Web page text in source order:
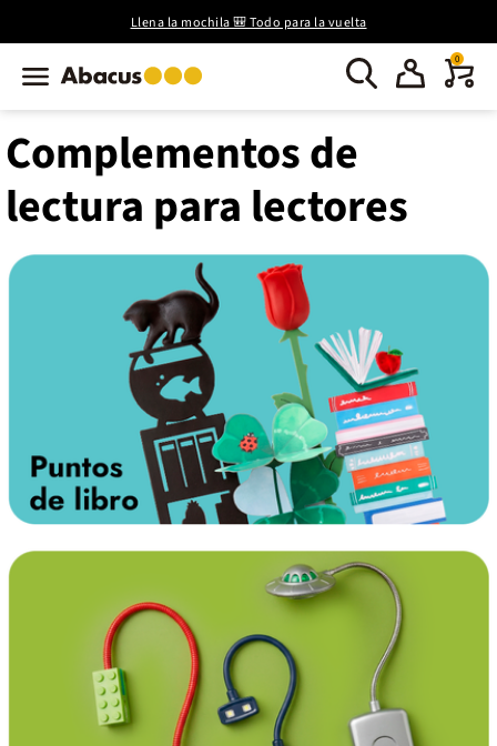
Llena la mochila 🎒 Todo para la vuelta
0
Complementos de
lectura para lectores